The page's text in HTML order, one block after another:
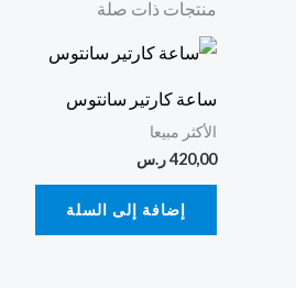
منتجات ذات صلة
ساعة كارتير سانتوس
الأكثر مبيعا
420,00ر.س
إضافة إلى السلة